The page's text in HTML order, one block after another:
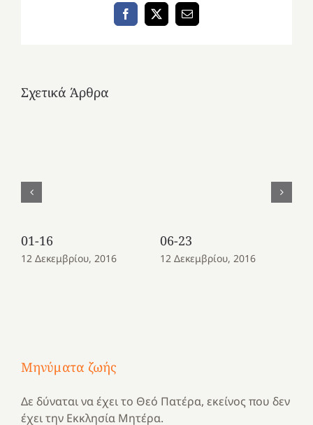
Facebook
X Email
Σχετικά Άρθρα
01-16
12 Δεκεμβρίου, 2016
06-23
12 Δεκεμβρίου, 2016
Μηνύματα ζωής
Δε δύναται να έχει το Θεό Πατέρα, εκείνος που δεν
έχει την Εκκλησία Μητέρα.